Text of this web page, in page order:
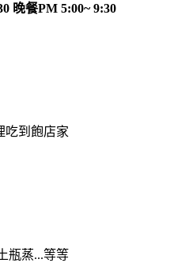
晚餐PM 5:00~ 9:30
吃到飽店家
瓶蒸...等等